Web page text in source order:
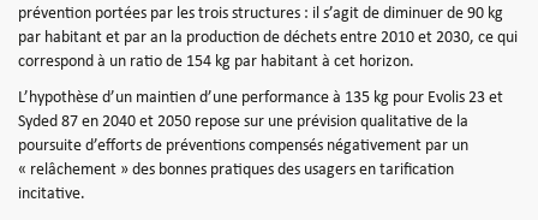
prévention portées par les trois structures : il s’agit de diminuer de 90 kg
par habitant et par an la production de déchets entre 2010 et 2030, ce qui
correspond à un ratio de 154 kg par habitant à cet horizon.
L’hypothèse d’un maintien d’une performance à 135 kg pour Evolis 23 et
Syded 87 en 2040 et 2050 repose sur une prévision qualitative de la
poursuite d’efforts de préventions compensés négativement par un
« relâchement » des bonnes pratiques des usagers en tarification
incitative.